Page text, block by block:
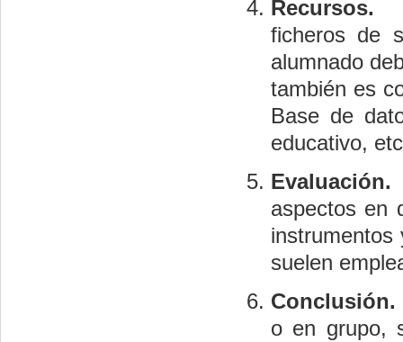
Recursos.
ficheros de
alumnado
también es
Base de
educativo,
Evaluación.
aspectos en
suelen
Conclusión.
o en grupo,